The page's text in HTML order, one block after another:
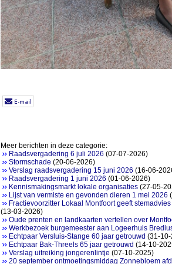
Meer berichten in deze categorie:
Raadsvergadering 6 juli 2026 (07-07-2026)
Stormschade (20-06-2026)
Verslag raadsvergadering 15 juni 2026 (16-06-
Raadsvergadering 1 juni 2026 (01-06-2026)
Kennismakingsmarkt lokale organisaties(27-05-
Lijst van vermiste en gevonden dieren 1 mei 2026
Fractievoorzitter Lokaal Montfoort geeft
(13-03-2026)
Oude prenten en landkaarten vertellen over
Werkbezoek burgemeester aan Logeerhuis
Echtpaar Versluis-Stange 60 jaar getrouwd (31-
Echtpaar Bak-Threels 65 jaar getrouwd (14-10-
Verslag uitreiking jongerenlintje (07-10-2025)
20 september ontmoetingsmiddag Zonnebloem